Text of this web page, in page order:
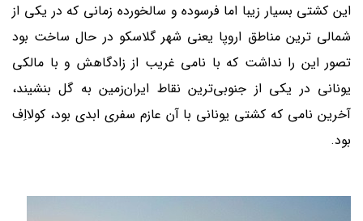
این کشتی بسیار زیبا اما فرسوده و سالخورده زمانی که در یکی از
شمالی ترین مناطق اروپا یعنی شهر گلاسکو در حال ساخت بود
تصور این را نداشت که با نامی غریب از زادگاهش و با مالکی
یونانی در یکی از جنوبی‌ترین نقاط ایران‌زمین به گل بنشیند،
آخرین نامی که کشتی یونانی با آن عازم سفری ابدی بود، کولا‌اِف
بود.